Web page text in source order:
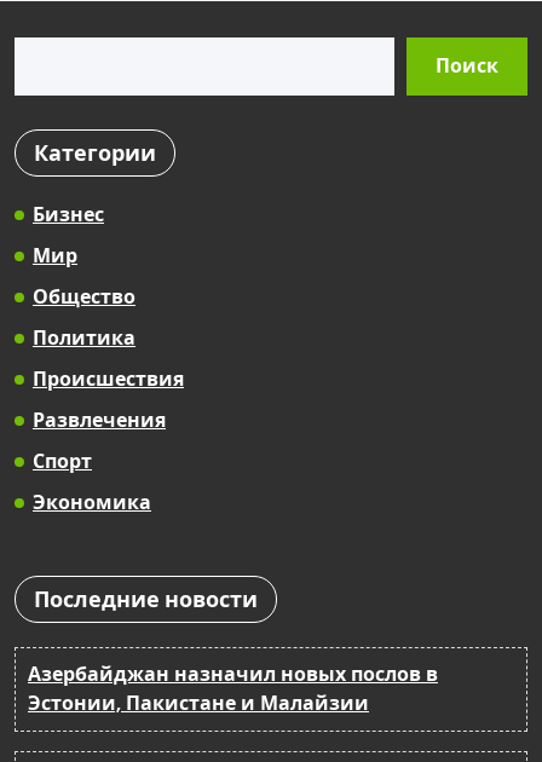
Поиск
Категории
Бизнес
Мир
Общество
Политика
Происшествия
Развлечения
Спорт
Экономика
Последние новости
Азербайджан назначил новых послов в
Эстонии, Пакистане и Малайзии